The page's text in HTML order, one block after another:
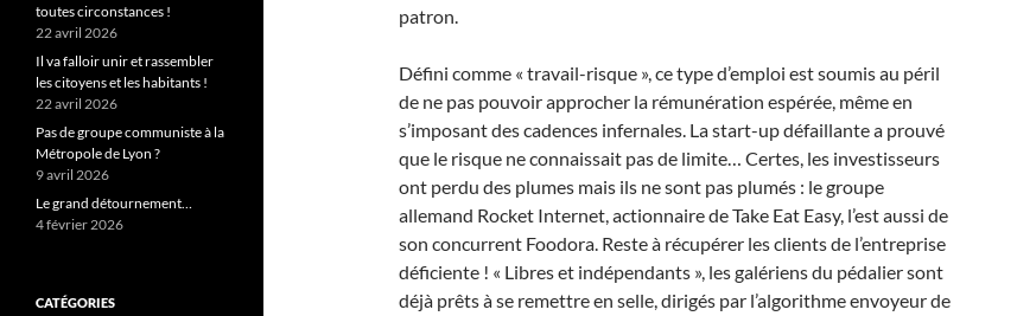
patron.
Défini comme « travail-risque », ce type d’emploi est soumis au péril
de ne pas pouvoir approcher la rémunération espérée, même en
s’imposant des cadences infernales. La start-up défaillante a prouvé
que le risque ne connaissait pas de limite… Certes, les investisseurs
ont perdu des plumes mais ils ne sont pas plumés : le groupe
allemand Rocket Internet, actionnaire de Take Eat Easy, l’est aussi de
son concurrent Foodora. Reste à récupérer les clients de l’entreprise
déficiente ! « Libres et indépendants », les galériens du pédalier sont
déjà prêts à se remettre en selle, dirigés par l’algorithme envoyeur de
toutes circonstances !
22 avril 2026
Il va falloir unir et rassembler
les citoyens et les habitants !
22 avril 2026
Pas de groupe communiste à la
Métropole de Lyon ?
9 avril 2026
Le grand détournement…
4 février 2026
CATÉGORIES